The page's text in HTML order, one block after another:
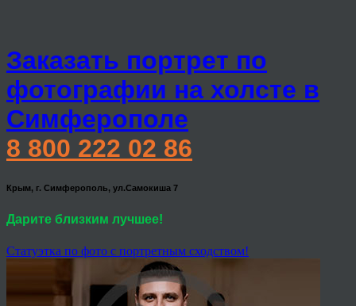
Заказать портрет по
фотографии на холсте в
Симферополе
8 800 222 02 86
Крым, г. Симферополь, ул.Самокиша 7
Дарите близким лучшее!
Статуэтка по фото с портретным сходством!